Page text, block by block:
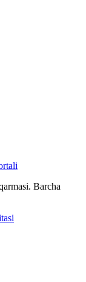
Barcha